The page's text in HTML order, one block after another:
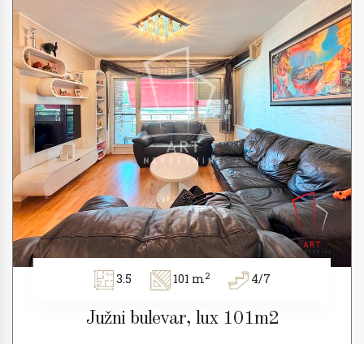
3.5 101 m2 4/7
Južni bulevar, lux 101m2